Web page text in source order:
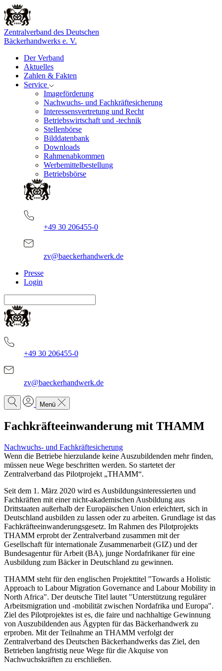
Zentralverband des Deutschen
Bäckerhandwerks e. V.
Der Verband
Aktuelles
Zahlen & Fakten
Service
Imageförderung
Nachwuchs- und Fachkräftesicherung
Interessensvertretung und Recht
Betriebswirtschaft und -technik
Stellenbörse
Bilddatenbank
Downloads
Rahmenabkommen
Werbemittelbestellung
Betriebsbörse
+49 30 206455-0
zv@baeckerhandwerk.de
Presse
Login
+49 30 206455-0
zv@baeckerhandwerk.de
Menü
Fachkräfteeinwanderung mit THAMM
Nachwuchs- und Fachkräftesicherung
Wenn die Betriebe hierzulande keine Auszubildenden mehr finden,
müssen neue Wege beschritten werden. So startetet der
Zentralverband das Pilotprojekt „THAMM“.
Seit dem 1. März 2020 wird es Ausbildungsinteressierten und
Fachkräften mit einer nicht-akademischen Ausbildung aus
Drittstaaten außerhalb der Europäischen Union erleichtert, sich in
Deutschland ausbilden zu lassen oder zu arbeiten. Grundlage ist das
Fachkräfteeinwanderungsgesetz. Im Rahmen des Pilotprojekts
THAMM erprobt der Zentralverband zusammen mit der
Gesellschaft für internationale Zusammenarbeit (GIZ) und der
Bundesagentur für Arbeit (BA), junge Nordafrikaner für eine
Ausbildung zum Bäcker in Deutschland zu gewinnen.
THAMM steht für den englischen Projekttitel "Towards a Holistic
Approach to Labour Migration Governance and Labour Mobility in
North Africa". Der deutsche Titel lautet "Unterstützung regulärer
Arbeitsmigration und -mobilität zwischen Nordafrika und Europa".
Ziel des Pilotprojektes ist es, die faire und nachhaltige Gewinnung
von Auszubildenden aus Ägypten für das Bäckerhandwerk zu
erproben. Mit der Teilnahme an THAMM verfolgt der
Zentralverband des Deutschen Bäckerhandwerks das Ziel, den
Betrieben langfristig neue Wege für die Akquise von
Nachwuchskräften zu erschließen.